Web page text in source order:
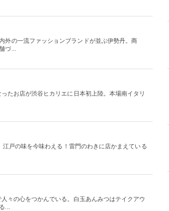
外の一流ファッションブランドが並ぶ伊勢丹。商
づ...
たお店が渋谷ヒカリエに日本初上陸。本場南イタリ
戸の味を今味わえる！雷門のわきに店かまえている
々の心をつかんでいる。白玉あんみつはテイクアウ
...